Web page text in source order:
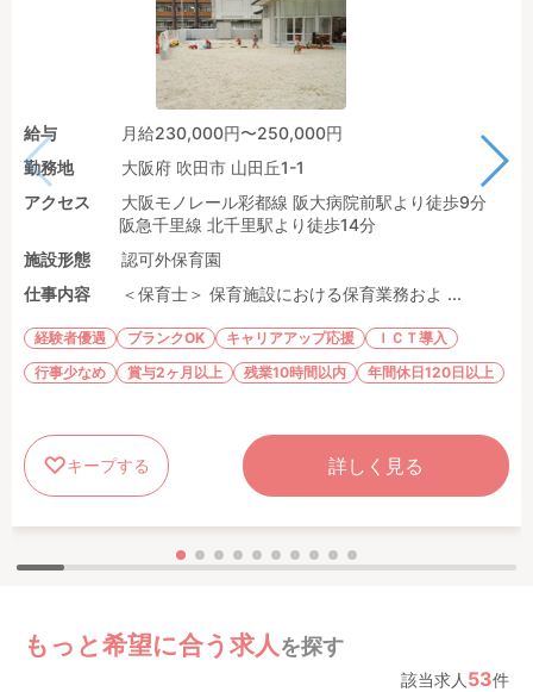
給与
月給230,000円〜250,000円
勤務地
大阪府 吹田市 山田丘1-1
アクセス
大阪モノレール彩都線 阪大病院前駅より徒歩9分
阪急千里線 北千里駅より徒歩14分
施設形態
認可外保育園
仕事内容
＜保育士＞ 保育施設における保育業務およ ...
経験者優遇 ブランクOK キャリアアップ応援
ＩＣＴ導入
行事少なめ
賞与2ヶ月以上 残業10時間以内 年間休日120日以上
キープする 詳しく見る
もっと希望に合う求人 を探す
該当求人 53件